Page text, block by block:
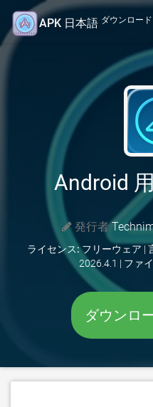
APK 日本語 ダウンロード
Android
発行者
ライセンス:フリーウェア |
2026.4.1 | ファ
ダウンロ